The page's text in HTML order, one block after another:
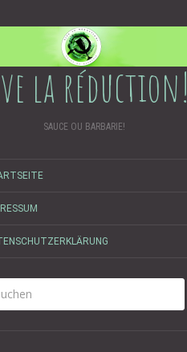
la réduction!
SAUCE OU BARBARIE!